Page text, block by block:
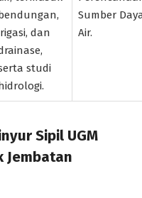
dan
studi
Sumber
Air.
Sipil UGM
Jembatan